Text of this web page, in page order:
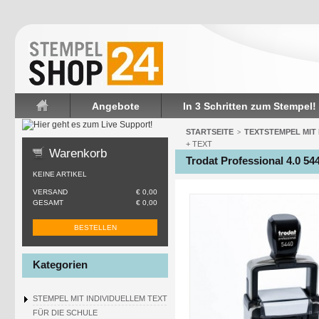
Startseite
Angebote In 3 Schritten zum Stempel!
Warenkorb
KEINE ARTIKEL
VERSAND
€ 0,00
GESAMT
€ 0,00
BESTELLEN
Kategorien
STEMPEL MIT INDIVIDUELLEM TEXT
FÜR DIE SCHULE
STARTSEITE > TEXTSTEMPEL MIT
+ TEXT
Trodat Professional 4.0